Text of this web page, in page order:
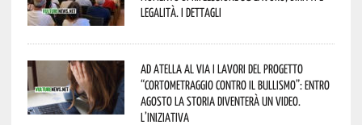
legalità. I dettagli
Ad Atella al via i lavori del progetto
“Cortometraggio contro il bullismo”: entro
agosto la storia diventerà un video.
L’iniziativa